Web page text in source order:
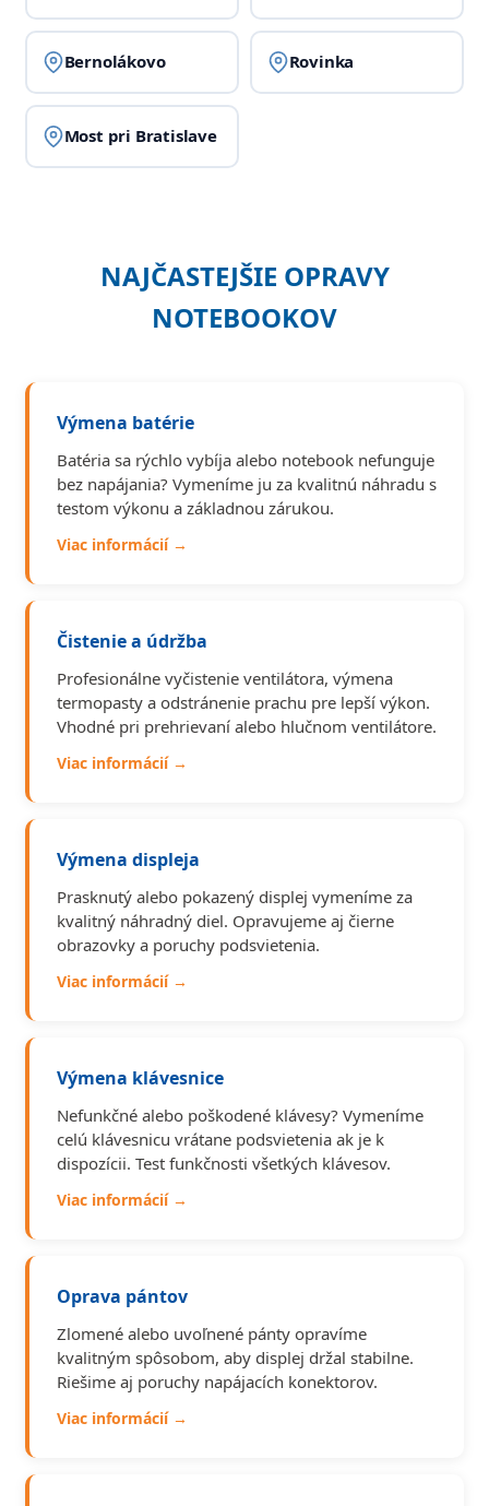
Bernolákovo Rovinka
Most pri Bratislave
NAJČASTEJŠIE OPRAVY
NOTEBOOKOV
Výmena batérie
Batéria sa rýchlo vybíja alebo notebook nefunguje
bez napájania? Vymeníme ju za kvalitnú náhradu s
testom výkonu a základnou zárukou.
Viac informácií →
Čistenie a údržba
Profesionálne vyčistenie ventilátora, výmena
termopasty a odstránenie prachu pre lepší výkon.
Vhodné pri prehrievaní alebo hlučnom ventilátore.
Viac informácií →
Výmena displeja
Prasknutý alebo pokazený displej vymeníme za
kvalitný náhradný diel. Opravujeme aj čierne
obrazovky a poruchy podsvietenia.
Viac informácií →
Výmena klávesnice
Nefunkčné alebo poškodené klávesy? Vymeníme
celú klávesnicu vrátane podsvietenia ak je k
dispozícii. Test funkčnosti všetkých klávesov.
Viac informácií →
Oprava pántov
Zlomené alebo uvoľnené pánty opravíme
kvalitným spôsobom, aby displej držal stabilne.
Riešime aj poruchy napájacích konektorov.
Viac informácií →